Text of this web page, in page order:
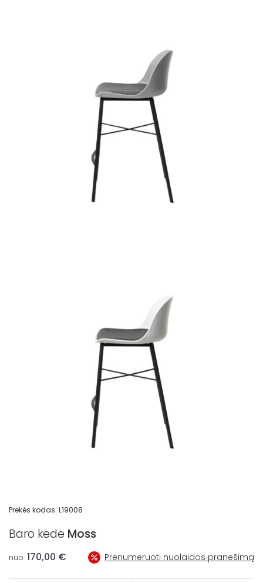
Prekės kodas: L19008
Baro kėdė Moss
nuo 170,00 € Prenumeruoti nuolaidos pranešimą